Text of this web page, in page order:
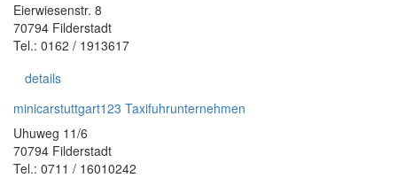
Eierwiesenstr. 8
70794 Filderstadt
Tel.: 0162 / 1913617
details
minicarstuttgart123 Taxifuhrunternehmen
Uhuweg 11/6
70794 Filderstadt
Tel.: 0711 / 16010242